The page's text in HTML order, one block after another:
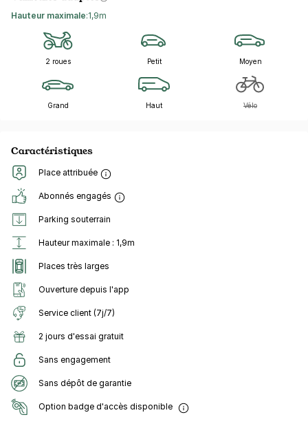
Hauteur maximale:1,9m
2 roues Petit Moyen
Grand Haut Vélo
Caractéristiques
Place attribuée
Abonnés engagés
Parking souterrain
Hauteur maximale : 1,9m
Places très larges
Ouverture depuis l'app
Service client (7j/7)
2 jours d'essai gratuit
Sans engagement
Sans dépôt de garantie
Option badge d'accès disponible